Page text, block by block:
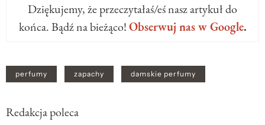
Dziękujemy, że przeczytałaś/eś nasz artykuł do
końca. Bądź na bieżąco!Obserwuj nas w Google.
perfumy zapachy damskie perfumy
Redakcja poleca